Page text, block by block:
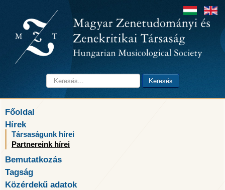
Keresés... Keresés
Főoldal
Hírek
Társaságunk hírei
Partnereink hírei
Bemutatkozás
Tagság
Közérdekű adatok